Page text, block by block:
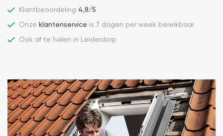
Klantbeoordeling 4,8/5
Onze klantenservice is 7 dagen per week bereikbaar
Ook af te halen in Leiderdorp